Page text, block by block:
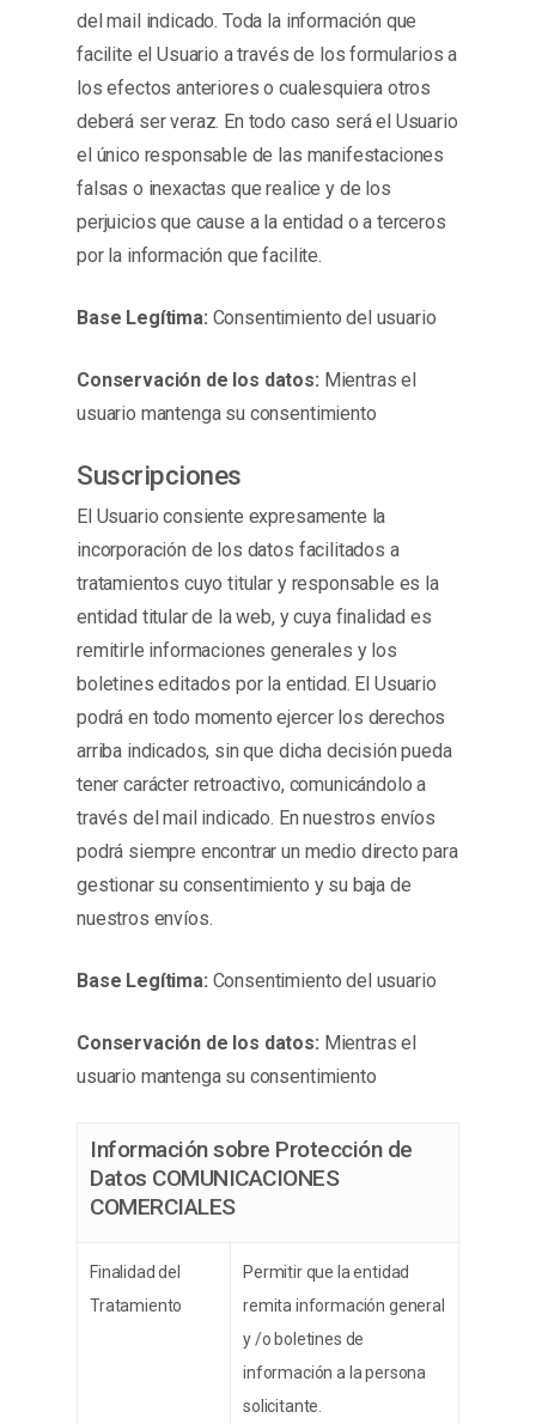
del mail indicado. Toda la información que
facilite el Usuario a través de los formularios a
los efectos anteriores o cualesquiera otros
deberá ser veraz. En todo caso será el Usuario
el único responsable de las manifestaciones
falsas o inexactas que realice y de los
perjuicios que cause a la entidad o a terceros
por la información que facilite.
Base Legítima: Consentimiento del usuario
Conservación de los datos: Mientras el
usuario mantenga su consentimiento
Suscripciones
El Usuario consiente expresamente la
incorporación de los datos facilitados a
tratamientos cuyo titular y responsable es la
entidad titular de la web, y cuya finalidad es
remitirle informaciones generales y los
boletines editados por la entidad. El Usuario
podrá en todo momento ejercer los derechos
arriba indicados, sin que dicha decisión pueda
tener carácter retroactivo, comunicándolo a
través del mail indicado. En nuestros envíos
podrá siempre encontrar un medio directo para
gestionar su consentimiento y su baja de
nuestros envíos.
Base Legítima: Consentimiento del usuario
Conservación de los datos: Mientras el
usuario mantenga su consentimiento
Información sobre Protección de
Datos COMUNICACIONES
COMERCIALES
Finalidad del
Tratamiento
Permitir que la entidad
remita información general
y /o boletines de
información a la persona
solicitante.